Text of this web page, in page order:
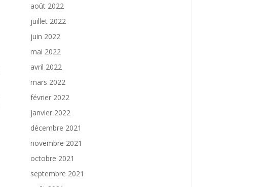
août 2022
juillet 2022
juin 2022
mai 2022
avril 2022
mars 2022
février 2022
janvier 2022
décembre 2021
novembre 2021
octobre 2021
septembre 2021